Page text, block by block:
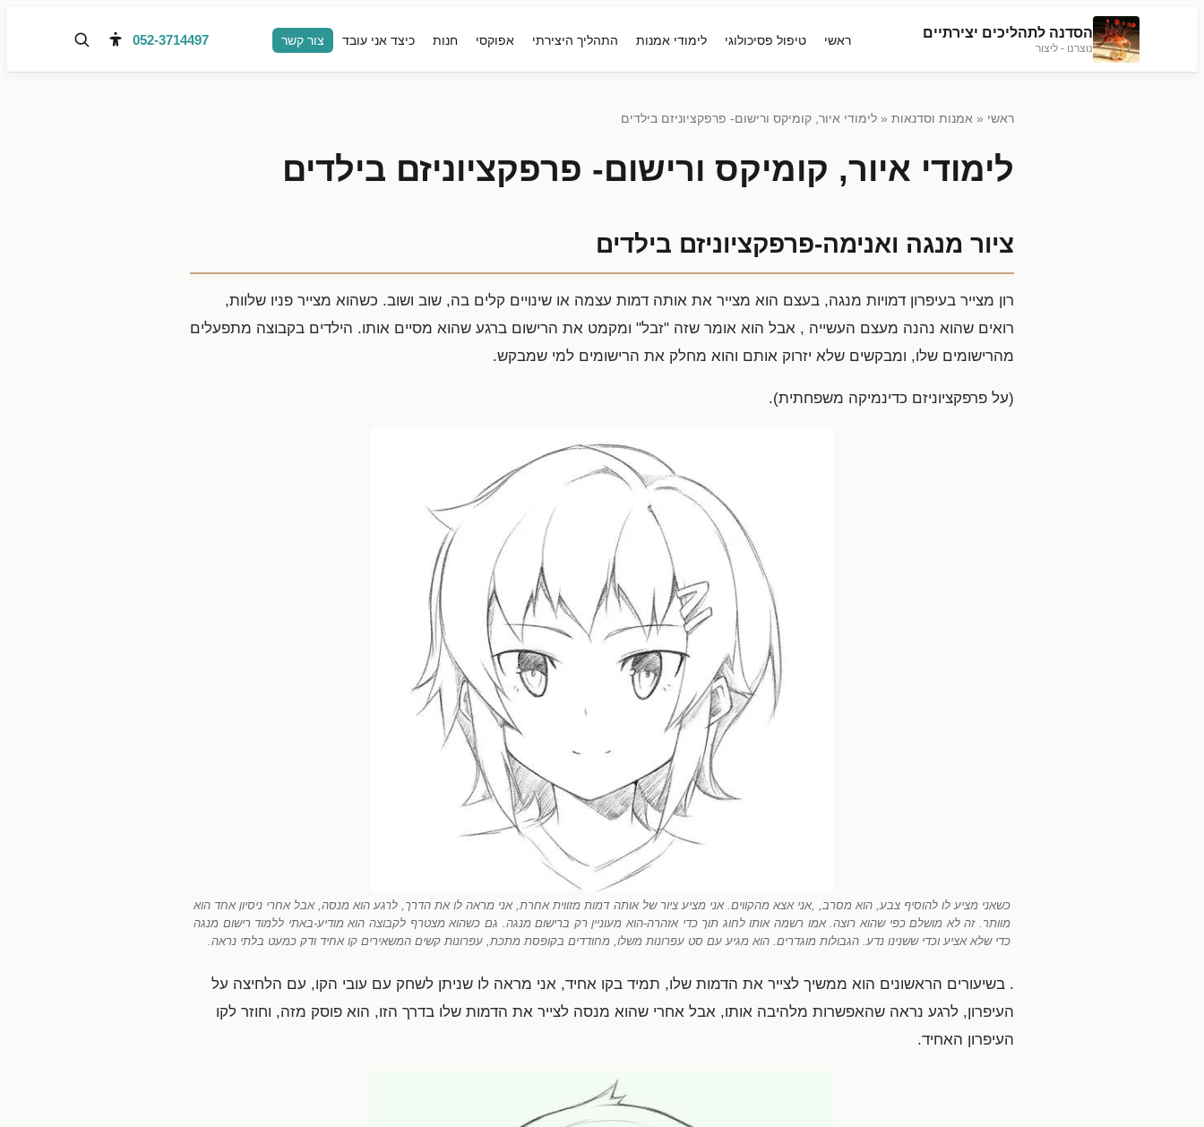
הסדנה לתהליכים יצירתיים
נוצרנו - ליצור
ראשי טיפול פסיכולוגי לימודי אמנות התהליך היצירתי אפוקסי חנות כיצד אני עובד צור קשר 052-3714497
ראשי « אמנות וסדנאות « לימודי איור, קומיקס ורישום- פרפקציוניזם בילדים
לימודי איור, קומיקס ורישום- פרפקציוניזם בילדים
ציור מנגה ואנימה-פרפקציוניזם בילדים
רון מצייר בעיפרון דמויות מנגה, בעצם הוא מצייר את אותה דמות עצמה או שינויים קלים בה, שוב ושוב. כשהוא מצייר פניו שלוות,
רואים שהוא נהנה מעצם העשייה , אבל הוא אומר שזה "זבל" ומקמט את הרישום ברגע שהוא מסיים אותו. הילדים בקבוצה מתפעלים
מהרישומים שלו, ומבקשים שלא יזרוק אותם והוא מחלק את הרישומים למי שמבקש.
(על פרפקציוניזם כדינמיקה משפחתית).
כשאני מציע לו להוסיף צבע, הוא מסרב, ,אני אצא מהקווים. אני מציע ציור של אותה דמות מזווית אחרת, אני מראה לו את הדרך, לרגע הוא מנסה, אבל אחרי ניסיון אחד הוא
מוותר. זה לא מושלם כפי שהוא רוצה. אמו רשמה אותו לחוג תוך כדי אזהרה-הוא מעוניין רק ברישום מנגה. גם כשהוא מצטרף לקבוצה הוא מודיע-באתי ללמוד רישום מנגה
כדי שלא אציע וכדי ששנינו נדע. הגבולות מוגדרים. הוא מגיע עם סט עפרונות משלו, מחודדים בקופסת מתכת, עפרונות קשים המשאירים קו אחיד ודק כמעט בלתי נראה.
. בשיעורים הראשונים הוא ממשיך לצייר את הדמות שלו, תמיד בקו אחיד, אני מראה לו שניתן לשחק עם עובי הקו, עם הלחיצה על
העיפרון, לרגע נראה שהאפשרות מלהיבה אותו, אבל אחרי שהוא מנסה לצייר את הדמות שלו בדרך הזו, הוא פוסק מזה, וחוזר לקו
העיפרון האחיד.